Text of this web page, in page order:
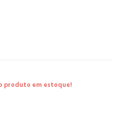
produto em estoque!